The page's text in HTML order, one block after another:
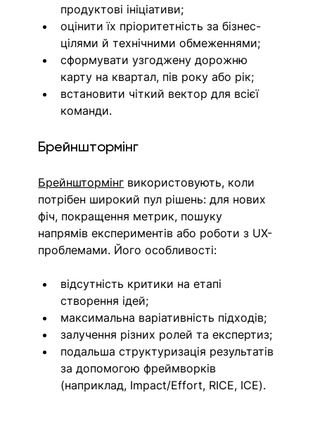
продуктові ініціативи;
оцінити їх пріоритетність за бізнес-
цілями й технічними обмеженнями;
сформувати узгоджену дорожню
карту на квартал, пів року або рік;
встановити чіткий вектор для всієї
команди.
Брейнштормінг
Брейнштормінг використовують, коли
потрібен широкий пул рішень: для нових
фіч, покращення метрик, пошуку
напрямів експериментів або роботи з UX-
проблемами. Його особливості:
відсутність критики на етапі
створення ідей;
максимальна варіативність підходів;
залучення різних ролей та експертиз;
подальша структуризація результатів
за допомогою фреймворків
(наприклад, Impact/Effort, RICE, ICE).